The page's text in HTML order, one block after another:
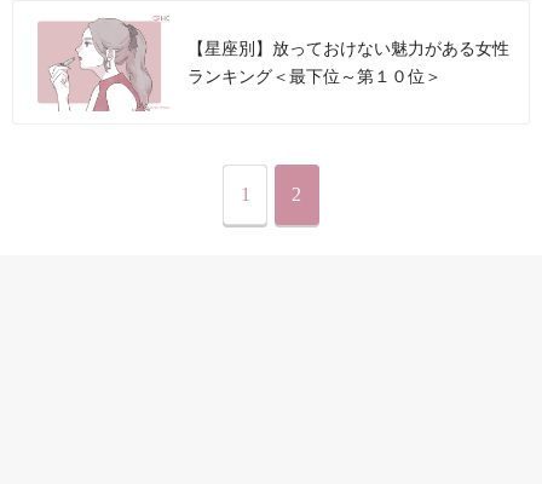
【星座別】放っておけない魅力がある女性
ランキング＜最下位～第１０位＞
1 2